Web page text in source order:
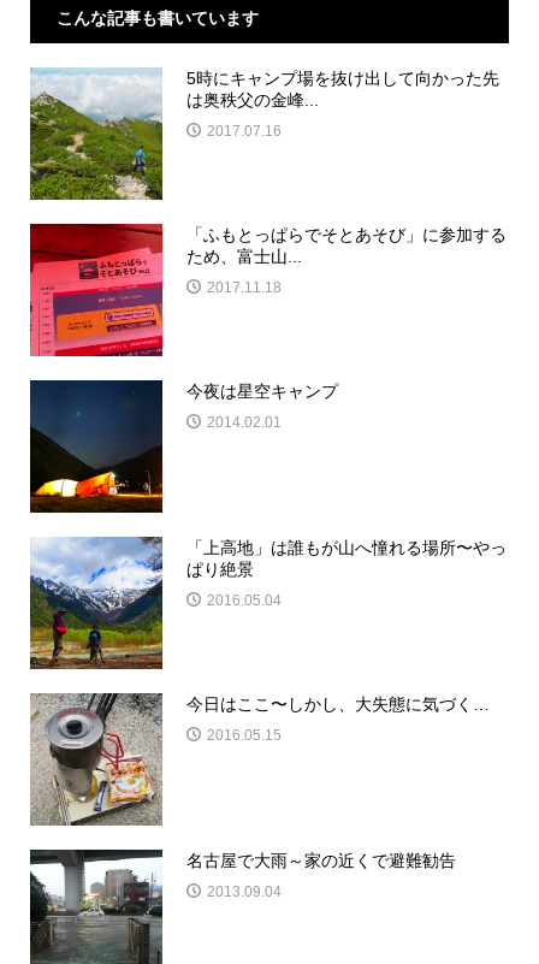
こんな記事も書いています
5時にキャンプ場を抜け出して向かった先
は奥秩父の金峰...
2017.07.16
「ふもとっぱらでそとあそび」に参加する
ため、富士山...
2017.11.18
今夜は星空キャンプ
2014.02.01
「上高地」は誰もが山へ憧れる場所〜やっ
ぱり絶景
2016.05.04
今日はここ〜しかし、大失態に気づく…
2016.05.15
名古屋で大雨～家の近くで避難勧告
2013.09.04